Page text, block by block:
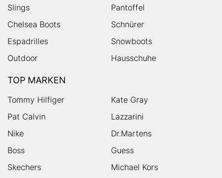
Slings
Pantoffel
Chelsea Boots
Schnürer
Espadrilles
Snowboots
Outdoor
Hausschuhe
TOP MARKEN
Tommy Hilfiger
Kate Gray
Pat Calvin
Lazzarini
Nike
Dr.Martens
Boss
Guess
Skechers
Michael Kors